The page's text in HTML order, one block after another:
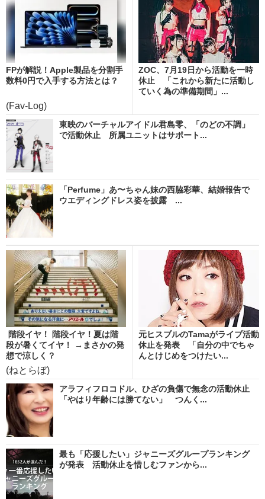
FPが解説！Apple製品を分割手
数料0円で入手する方法とは？
(Fav-Log)
ZOC、7月19日から活動を一時
休止 「これから新たに活動し
ていく為の準備期間」...
東映のバーチャルアイドル君島零、「のどの不調」
で活動休止 所属ユニットはサポート...
「Perfume」あ〜ちゃん妹の西脇彩華、結婚報告で
ウエディングドレス姿を披露 ...
階段イヤ！ 階段イヤ！夏は階
段が暑くてイヤ！ →まさかの発
想で涼しく？
(ねとらぼ)
元ヒスブルのTamaがライブ活動
休止を発表 「自分の中でちゃ
んとけじめをつけたい...
アラフィフロコドル、ひざの負傷で無念の活動休止
「やはり年齢には勝てない」 つんく...
最も「応援したい」ジャニーズグループランキング
が発表 活動休止を惜しむファンから...